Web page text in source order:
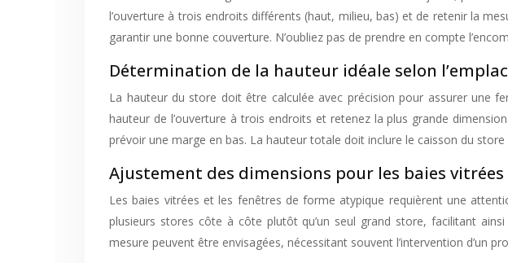
l’ouverture à trois endroits différents (haut, milieu, bas) et de retenir la
garantir une bonne couverture. N’oubliez pas de prendre en compte
Détermination de la hauteur idéale selon
La hauteur du store doit être calculée avec précision pour assurer une
hauteur de l’ouverture à trois endroits et retenez la plus grande
prévoir une marge en bas. La hauteur totale doit inclure le caisson du store
Ajustement des dimensions pour les baies
Les baies vitrées et les fenêtres de forme atypique requièrent une
plusieurs stores côte à côte plutôt qu’un seul grand store, facilitant
mesure peuvent être envisagées, nécessitant souvent l’intervention d’un